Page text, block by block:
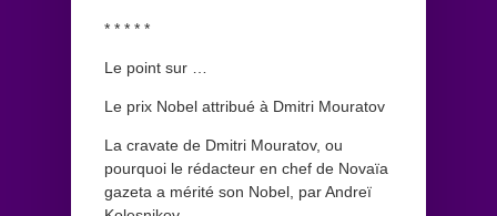
* * * * *
Le point sur …
Le prix Nobel attribué à Dmitri Mouratov
La cravate de Dmitri Mouratov, ou
pourquoi le rédacteur en chef de Novaïa
gazeta a mérité son Nobel, par Andreï